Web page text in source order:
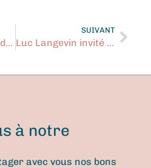
Merci au commanditaire de la Ville de Longueuil
SUIVANT
Luc Langevin invité spécial
à notre
avec vous nos bons